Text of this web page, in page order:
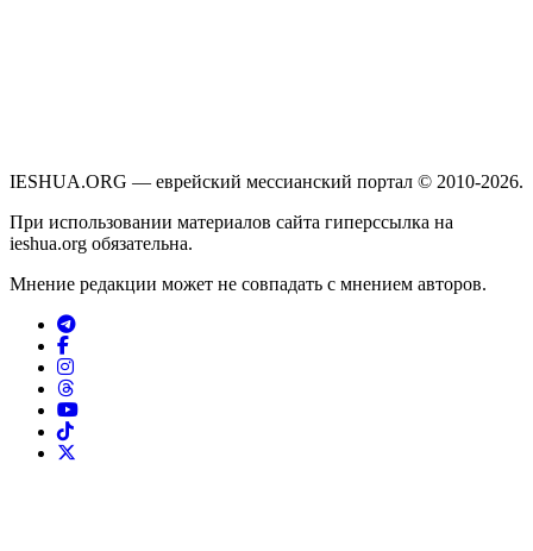
IESHUA.ORG — еврейский мессианский портал © 2010-2026.
При использовании материалов сайта гиперссылка на
ieshua.org обязательна.
Мнение редакции может не совпадать с мнением авторов.